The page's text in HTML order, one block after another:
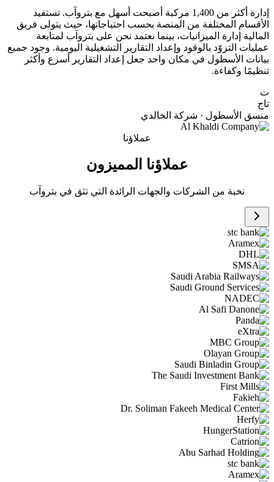
إدارة أكثر من 1,400 مركبة أصبحت أسهل مع بتروآب. تستفيد
الأقسام المختلفة من المنصة بحسب احتياجاتها، حيث يتولى فريق
المالية إدارة الميزانيات، بينما نعتمد نحن على بتروآب لمتابعة
عمليات التزوّد بالوقود وإعداد التقارير التشغيلية اليومية. وجود جميع
بيانات الأسطول في مكان واحد جعل إعداد التقارير أسرع وأكثر
تنظيمًا وكفاءة.
ت
تاج
منسق الأسطول · شركة الخالدي
عملاؤنا
عملاؤنا المميزون
نخبة من الشركات والجهات الرائدة التي تثق في بتروآب